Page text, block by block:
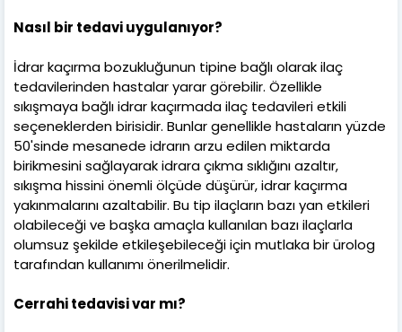
Nasıl bir tedavi uygulanıyor?
İdrar kaçırma bozukluğunun tipine bağlı olarak ilaç
tedavilerinden hastalar yarar görebilir. Özellikle
sıkışmaya bağlı idrar kaçırmada ilaç tedavileri etkili
seçeneklerden birisidir. Bunlar genellikle hastaların yüzde
50'sinde mesanede idrarın arzu edilen miktarda
birikmesini sağlayarak idrara çıkma sıklığını azaltır,
sıkışma hissini önemli ölçüde düşürür, idrar kaçırma
yakınmalarını azaltabilir. Bu tip ilaçların bazı yan etkileri
olabileceği ve başka amaçla kullanılan bazı ilaçlarla
olumsuz şekilde etkileşebileceği için mutlaka bir ürolog
tarafından kullanımı önerilmelidir.
Cerrahi tedavisi var mı?